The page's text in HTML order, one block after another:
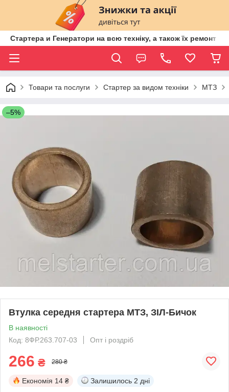
Стартера и Генератори на всю техніку, а також їх ремонт
Товари та послуги Стартер за видом техніки МТЗ
–5%
Втулка середня стартера МТЗ, ЗІЛ-Бичок
В наявності
Код: 8ФР.263.707-03
Опт і роздріб
266 ₴ 280 ₴
Економія 14 ₴ Залишилось 2 дні